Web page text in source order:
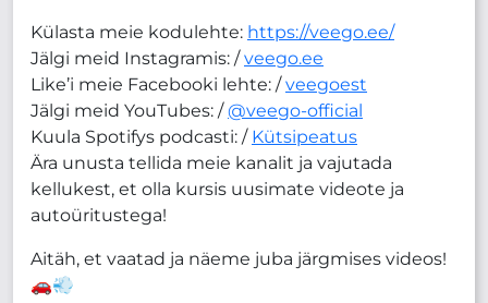
Külasta meie kodulehte: https://veego.ee/
Jälgi meid Instagramis: /veego.ee
Like’i meie Facebooki lehte: /veegoest
Jälgi meid YouTubes: /@veego-official
Kuula Spotifys podcasti: / Kütsipeatus
Ära unusta tellida meie kanalit ja vajutada
kellukest, et olla kursis uusimate videote ja
autoüritustega!
Aitäh, et vaatad ja näeme juba järgmises videos!
🚗💨